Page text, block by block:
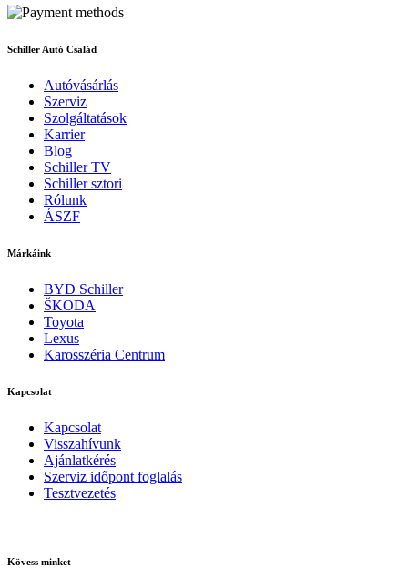
Schiller Autó Család
Autóvásárlás
Szerviz
Szolgáltatások
Karrier
Blog
Schiller TV
Schiller sztori
Rólunk
ÁSZF
Márkáink
BYD Schiller
ŠKODA
Toyota
Lexus
Karosszéria Centrum
Kapcsolat
Kapcsolat
Visszahívunk
Ajánlatkérés
Szerviz időpont foglalás
Tesztvezetés
Kövess minket